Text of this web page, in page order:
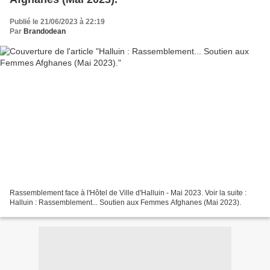
Publié le 21/06/2023 à 22:19
Par Brandodean
Rassemblement face à l'Hôtel de Ville d'Halluin - Mai 2023. Voir la suite :
Halluin : Rassemblement... Soutien aux Femmes Afghanes (Mai 2023).